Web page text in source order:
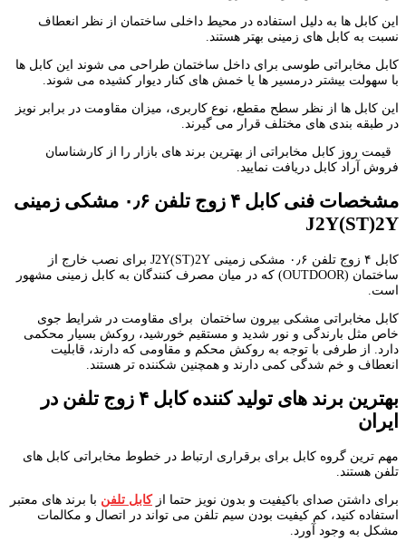
این کابل ها به دلیل استفاده در محیط داخلی ساختمان از نظر انعطاف
نسبت به کابل های زمینی بهتر هستند.
کابل مخابراتی طوسی برای داخل ساختمان طراحی می شوند این کابل ها
با سهولت بیشتر درمسیر ها یا خمش های کنار دیوار کشیده می شوند.
این کابل ها از نظر سطح مقطع، نوع کاربری، میزان مقاومت در برابر نویز
در طبقه بندی های مختلف قرار می گیرند.
قیمت روز کابل مخابراتی از بهترین برند های بازار را از کارشناسان
فروش آراد کابل دریافت نمایید.
مشخصات فنی کابل ۴ زوج تلفن ۰٫۶ مشکی زمینی
J2Y(ST)2Y
کابل ۴ زوج تلفن ۰٫۶ مشکی زمینی J2Y(ST)2Y برای نصب خارج از
ساختمان (OUTDOOR) که در میان مصرف کنندگان به کابل زمینی مشهور
است.
کابل مخابراتی مشکی بیرون ساختمان برای مقاومت در شرایط جوی
خاص مثل بارندگی و نور شدید و مستقیم خورشید، روکش بسیار محکمی
دارد. از طرفی با توجه به روکش محکم و مقاومی که دارند، قابلیت
انعطاف و خم شدگی کمی دارند و همچنین شکننده تر هستند.
بهترین برند های تولید کننده کابل ۴ زوج تلفن در
ایران
مهم ترین گروه کابل برای برقراری ارتباط در خطوط مخابراتی کابل های
تلفن هستند.
برای داشتن صدای باکیفیت و بدون نویز حتما ازکابل تلفن با برند های معتبر
استفاده کنید، کم کیفیت بودن سیم تلفن می تواند در اتصال و مکالمات
مشکل به وجود آورد.